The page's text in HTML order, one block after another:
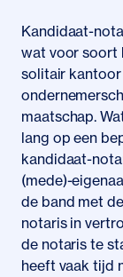
Kandidaat-
wat voor soort
solitair kantoor
maatschap.
lang op een
kandidaat-
(mede)-
de band met
notaris in
de notaris te
heeft vaak tijd